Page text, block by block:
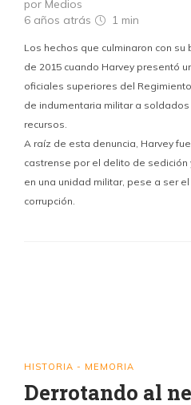
por Medios
6 años atrás
1 min
Los hechos que culminaron con
de 2015 cuando Harvey presentó
oficiales superiores del
de indumentaria militar a
recursos.
A raíz de esta denuncia, Harvey
castrense por el delito de sedición
en una unidad militar, pese a ser
corrupción.
HISTORIA - MEMORIA
Derrotando al